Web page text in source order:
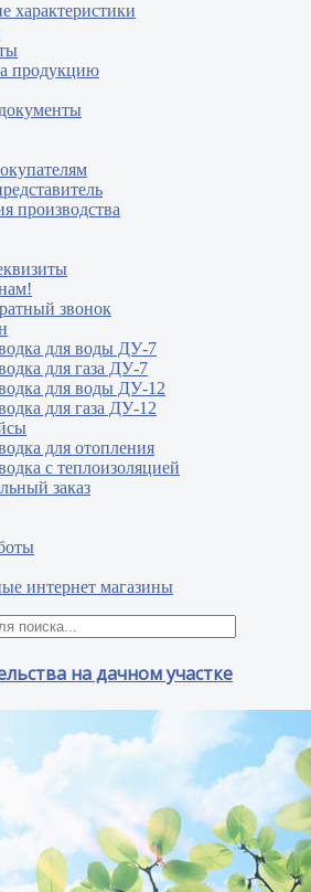
характеристики
продукцию
производства
звонок
для воды ДУ-7
для газа ДУ-7
для воды ДУ-12
для газа ДУ-12
для отопления
с теплоизоляцией
заказ
интернет магазины
на дачном участке